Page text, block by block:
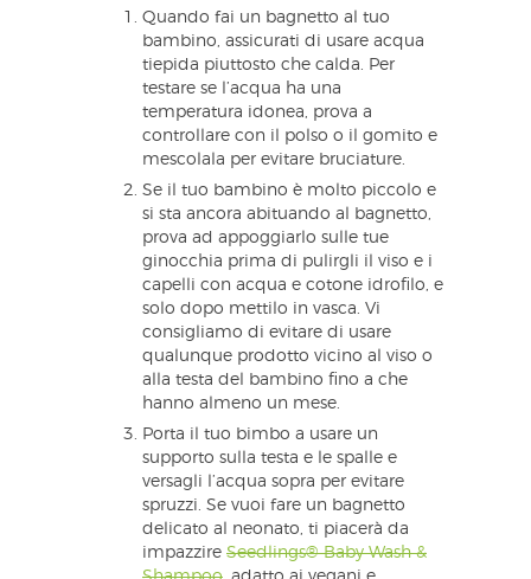
Quando fai un bagnetto al tuo
bambino, assicurati di usare acqua
tiepida piuttosto che calda. Per
testare se l’acqua ha una
temperatura idonea, prova a
controllare con il polso o il gomito e
mescolala per evitare bruciature.
Se il tuo bambino è molto piccolo e
si sta ancora abituando al bagnetto,
prova ad appoggiarlo sulle tue
ginocchia prima di pulirgli il viso e i
capelli con acqua e cotone idrofilo, e
solo dopo mettilo in vasca. Vi
consigliamo di evitare di usare
qualunque prodotto vicino al viso o
alla testa del bambino fino a che
hanno almeno un mese.
Porta il tuo bimbo a usare un
supporto sulla testa e le spalle e
versagli l’acqua sopra per evitare
spruzzi. Se vuoi fare un bagnetto
delicato al neonato, ti piacerà da
impazzire Seedlings® Baby Wash &